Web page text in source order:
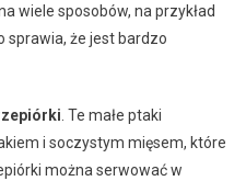
wiele sposobów, na przykład
sprawia, że jest bardzo
. Te małe ptaki
i soczystym mięsem, które
można serwować w